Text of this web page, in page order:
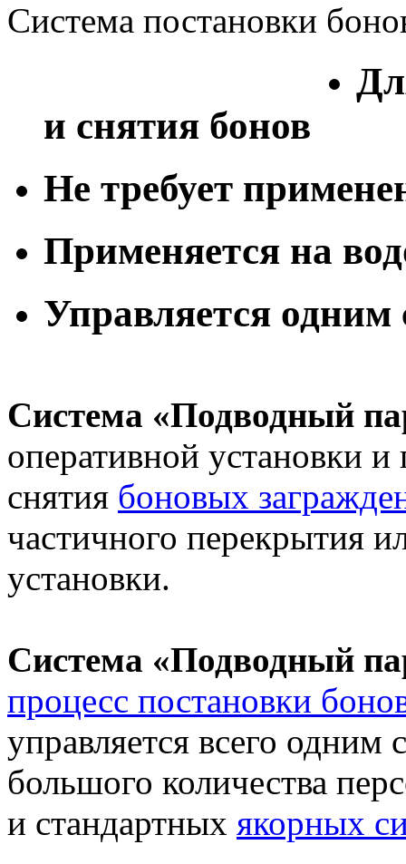
Система постановки
и снятия бонов
Не требует
Применяется на
Управляется одним
Система «Подводный
оперативной установки
снятия боновых
частичного перекрытия
установки.
Система «Подводный
процесс постановки
управляется всего одним
большого количества
и стандартных якорных